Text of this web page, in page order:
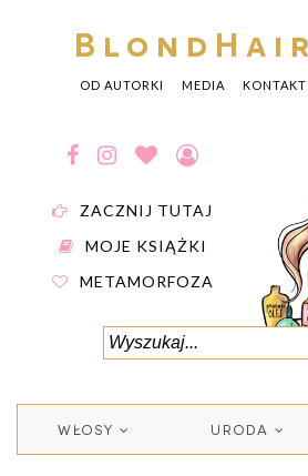
OD AUTORKI MEDIA KONTAKT
ZACZNIJ TUTAJ
MOJE KSIĄŻKI
METAMORFOZA
WŁOSY URODA